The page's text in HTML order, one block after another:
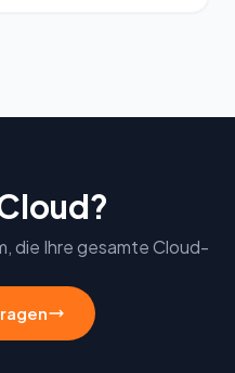
die Ihre gesamte Cloud-